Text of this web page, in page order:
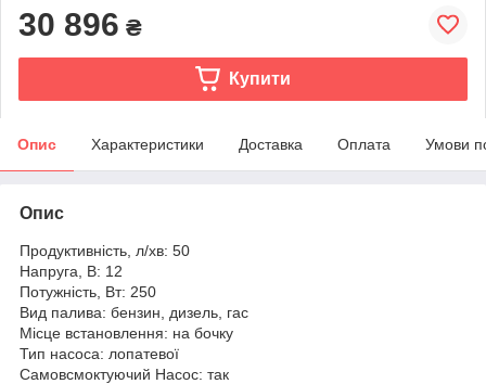
30 896 ₴
Купити
Опис Характеристики Доставка Оплата Умови
Опис
Продуктивність, л/хв: 50
Напруга, В: 12
Потужність, Вт: 250
Вид палива: бензин, дизель, гас
Місце встановлення: на бочку
Тип насоса: лопатевої
Самовсмоктуючий Насос: так